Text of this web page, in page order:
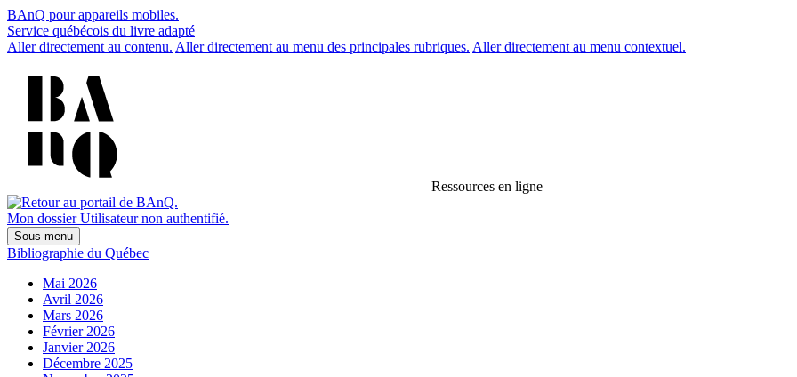
BAnQ pour appareils mobiles.
Service québécois du livre adapté
Aller directement au contenu. Aller directement au menu des principales rubriques. Aller directement au menu contextuel.
Ressources en ligne
Mon dossier Utilisateur non authentifié.
Sous-menu
Bibliographie du Québec
Mai 2026
Avril 2026
Mars 2026
Février 2026
Janvier 2026
Décembre 2025